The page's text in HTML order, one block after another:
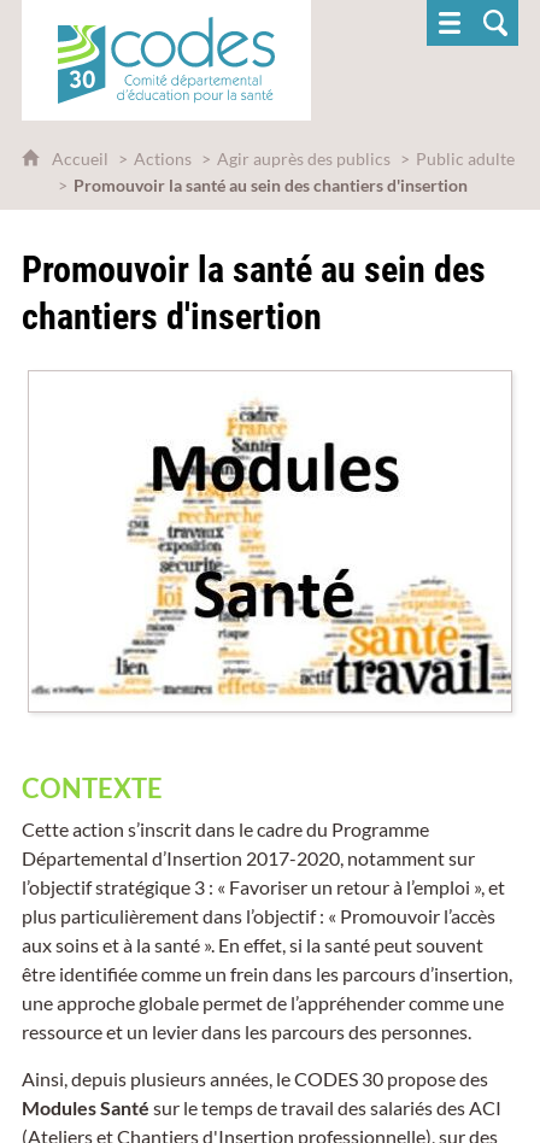
CoDES 30 - Comité départemental
Accueil Actions Agir auprès des publics
Public adulte
Promouvoir la santé au sein des chantiers d'insertion
Promouvoir la santé au sein des
chantiers d'insertion
CONTEXTE
Cette action s’inscrit dans le cadre du Programme
Départemental d’Insertion 2017-2020, notamment sur
l’objectif stratégique 3 : « Favoriser un retour à l’emploi », et
plus particulièrement dans l’objectif : « Promouvoir l’accès
aux soins et à la santé ». En effet, si la santé peut souvent
être identifiée comme un frein dans les parcours d’insertion,
une approche globale permet de l’appréhender comme une
ressource et un levier dans les parcours des personnes.
Ainsi, depuis plusieurs années, le CODES 30 propose des
Modules Santé sur le temps de travail des salariés des ACI
(Ateliers et Chantiers d'Insertion professionnelle), sur des